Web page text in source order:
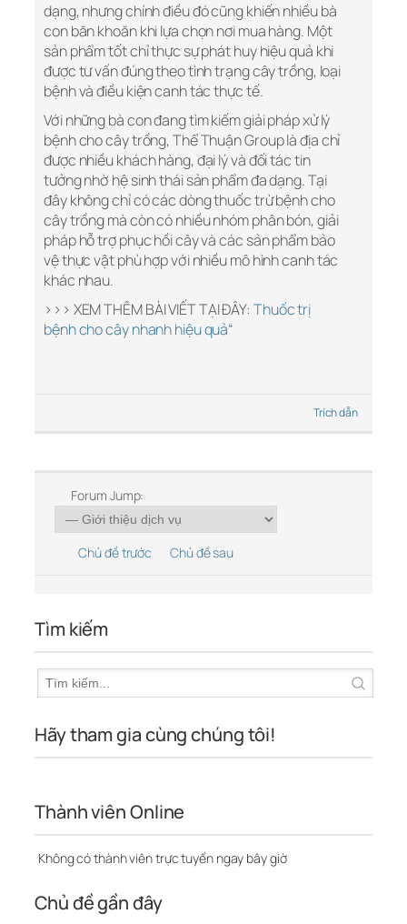
dạng, nhưng chính điều đó cũng khiến nhiều bà
con băn khoăn khi lựa chọn nơi mua hàng. Một
sản phẩm tốt chỉ thực sự phát huy hiệu quả khi
được tư vấn đúng theo tình trạng cây trồng, loại
bệnh và điều kiện canh tác thực tế.
Với những bà con đang tìm kiếm giải pháp xử lý
bệnh cho cây trồng, Thể Thuận Group là địa chỉ
được nhiều khách hàng, đại lý và đối tác tin
tưởng nhờ hệ sinh thái sản phẩm đa dạng. Tại
đây không chỉ có các dòng thuốc trừ bệnh cho
cây trồng mà còn có nhiều nhóm phân bón, giải
pháp hỗ trợ phục hồi cây và các sản phẩm bảo
vệ thực vật phù hợp với nhiều mô hình canh tác
khác nhau.
>>> XEM THÊM BÀI VIẾT TẠI ĐÂY: Thuốc trị
bệnh cho cây nhanh hiệu quả“
Trích dẫn
Forum Jump:
Chủ đề trước Chủ đề sau
Tìm kiếm
Hãy tham gia cùng chúng tôi!
Thành viên Online
Không có thành viên trực tuyến ngay bây giờ
Chủ đề gần đây